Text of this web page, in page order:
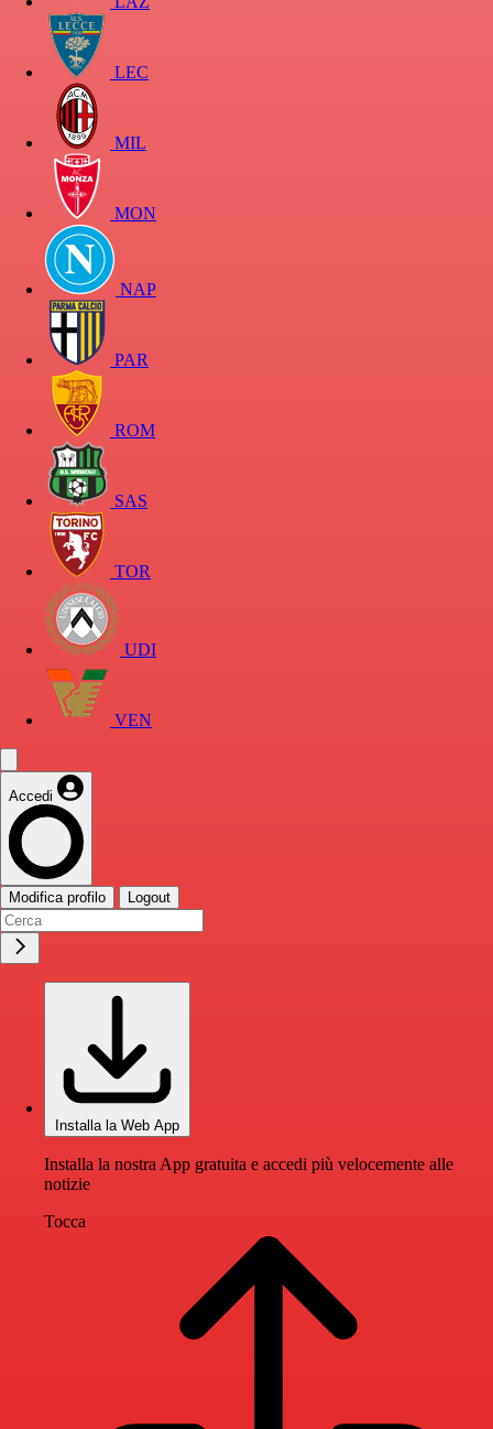
LEC
MIL
MON
NAP
PAR
ROM
SAS
TOR
UDI
VEN
Accedi
Modifica profilo Logout
Installa la Web App
Installa la nostra App gratuita e accedi più velocemente alle
notizie
Tocca